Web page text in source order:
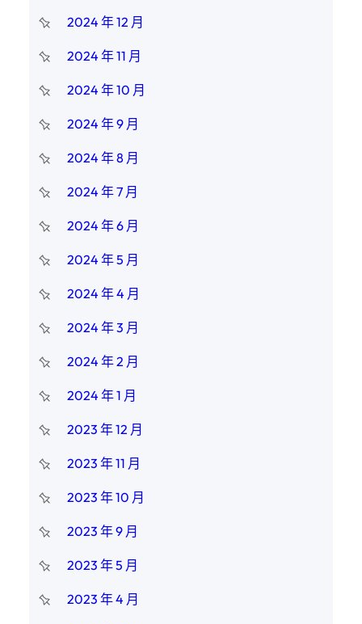
2024 年 12 月
2024 年 11 月
2024 年 10 月
2024 年 9 月
2024 年 8 月
2024 年 7 月
2024 年 6 月
2024 年 5 月
2024 年 4 月
2024 年 3 月
2024 年 2 月
2024 年 1 月
2023 年 12 月
2023 年 11 月
2023 年 10 月
2023 年 9 月
2023 年 5 月
2023 年 4 月